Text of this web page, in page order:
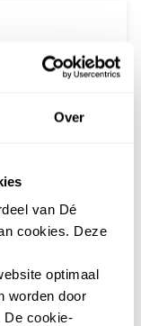
Over
van Dé
cookies. Deze
optimaal
worden door
De cookie-
uit. Dit
teken van de
in de wet
de druk op het